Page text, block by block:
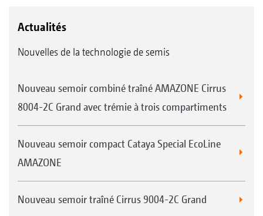
Actualités
Nouvelles de la technologie de semis
Nouveau semoir combiné traîné AMAZONE Cirrus
8004-2C Grand avec trémie à trois compartiments
Nouveau semoir compact Cataya Special EcoLine
AMAZONE
Nouveau semoir traîné Cirrus 9004-2C Grand